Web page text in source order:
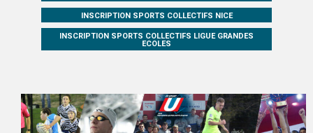
INSCRIPTION SPORTS COLLECTIFS NICE
INSCRIPTION SPORTS COLLECTIFS LIGUE GRANDES
ECOLES